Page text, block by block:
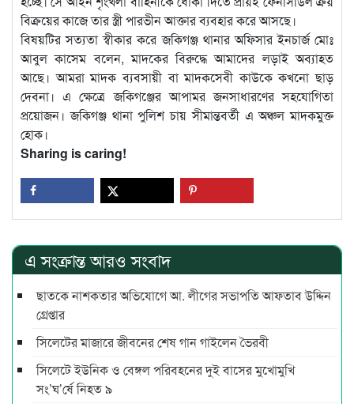
বিক্রয়ের কাজে তার স্ত্রী পারভীন আক্তার ব্যবহার করে আসছে।
বিষয়টির সত্যতা স্বীকার করে জকিগঞ্জ থানার অফিসার ইনচার্জ মোঃ
আবুল কাসেম বলেন, মাদকের বিরুদ্ধে আমাদের লড়াই অব্যাহত
আছে। আমরা মাদক ব্যবসায়ী বা মাদকসেবী কাউকে কখনো ছাড়
দেবনা। এ ক্ষেত্রে জকিগঞ্জের আপামর জনসাধারণের সহযোগিতা
প্রয়োজন। জকিগঞ্জ থানা পুলিশ চায় সীমান্তবর্তী এ অঞ্চল মাদকমুক্ত
হোক।
Sharing is caring!
এ সংক্রান্ত আরও সংবাদ
ছাতকে নাশকতার অভিযোগে আ. লীগের সভাপ‌তি আফতাব উদ্দিন
গ্রেপ্তার
সিলেটের মাজারে জীবনের শেষ গান গাইলেন ভৈরবী
সিলেটে ইউনিক ও বেঙ্গল পরিবহনের দুই বাসের মুখোমুখি
সং’ঘ’র্ষে নিহত ৯